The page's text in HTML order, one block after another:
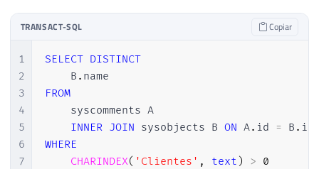
TRANSACT-SQL Copiar
1
2
3
4
5
6
7
SELECT DISTINCT
    B
.
FROM
    syscomments A
INNER JOIN sysobjects B ON A. id = B .
WHERE
CHARINDEX( 'Clientes' , text ) > 0